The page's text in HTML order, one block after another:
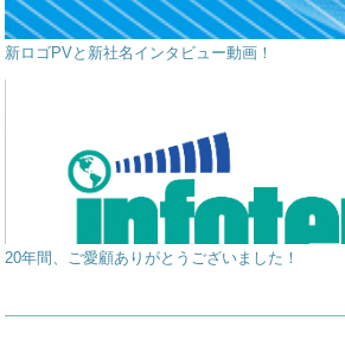
新ロゴPVと新社名インタビュー動画！
20年間、ご愛顧ありがとうございました！